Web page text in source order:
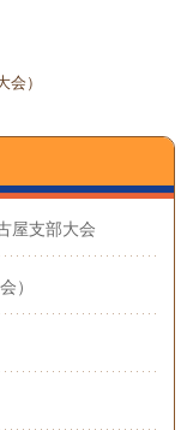
）
屋支部大会
）